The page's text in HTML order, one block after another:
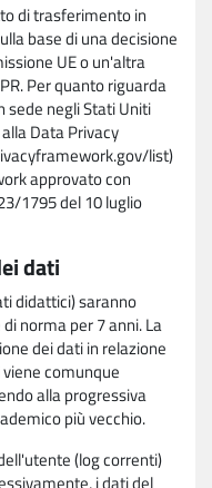
di trasferimento in
base di una decisione
UE o un'altra
Per quanto riguarda
negli Stati Uniti
Data Privacy
list)
approvato con
1795 del 10 luglio
dati
didattici) saranno
norma per 7 anni. La
dei dati in relazione
comunque
alla progressiva
più vecchio.
(log correnti)
i dati del